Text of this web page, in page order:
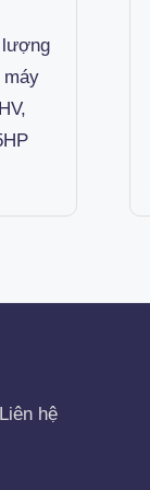
lượng
máy
Liên hệ